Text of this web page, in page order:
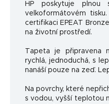
HP poskytuje plnou
velkoformátovém
certifikaci EPEAT
na životní prostředí.
Tapeta je připravena
rychlá, jednoduchá, s
nanáší pouze na zeď.
Na povrchy, které
s vodou, vyšší teplotou